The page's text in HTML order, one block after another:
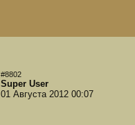
#8802
Super User
01 Августа 2012 00:07